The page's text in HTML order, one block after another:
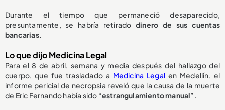
Durante el tiempo que permaneció desaparecido,
presuntamente, se habría retirado dinero de sus cuentas
bancarias.
Lo que dijo Medicina Legal
Para el 8 de abril, semana y media después del hallazgo del
cuerpo, que fue trasladado a Medicina Legal en Medellín, el
informe pericial de necropsia reveló que la causa de la muerte
de Eric Fernando había sido “estrangulamiento manual”.